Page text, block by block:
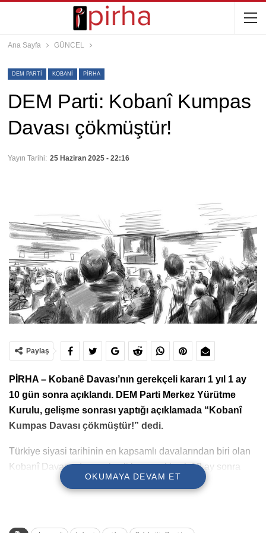
Ana Sayfa GÜNCEL
DEM PARTI KOBANI PIRHA
DEM Parti: Kobanî Kumpas
Davası çökmüştür!
Yayın Tarihi: 25 Haziran 2025 - 22:16
Paylaş
PİRHA – Kobanê Davası’nın gerekçeli kararı 1 yıl 1 ay
10 gün sonra açıklandı. DEM Parti Merkez Yürütme
Kurulu, gelişme sonrası yaptığı açıklamada “Kobanî
Kumpas Davası çökmüştür!” dedi.
Türkiye siyasi tarihinin en kapsamlı davalarından biri olan
Kobanî Davasında gerekçeli karar yaklaşık 13 ay sonra
OKUMAYA DEVAM ET